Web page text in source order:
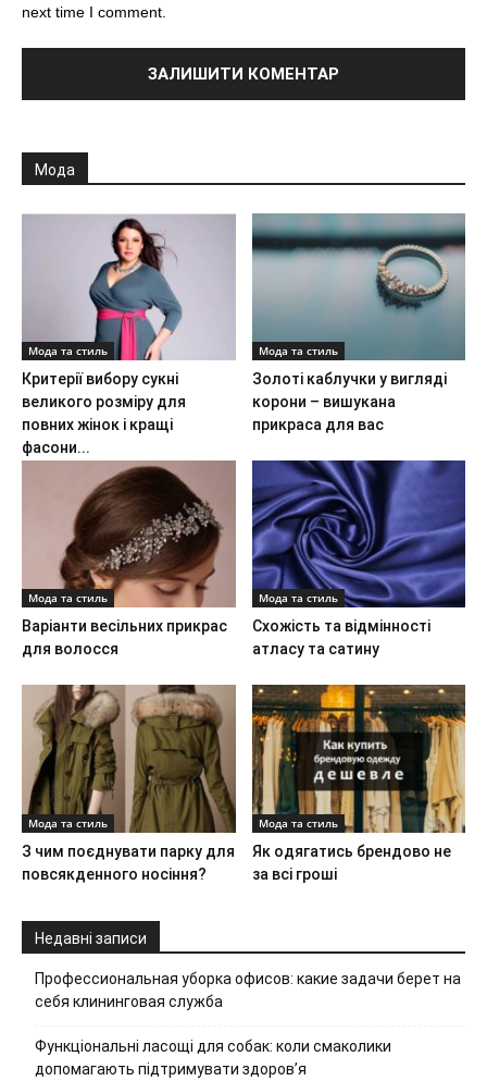
next time I comment.
Мода
Мода та стиль
Критерії вибору сукні
великого розміру для
повних жінок і кращі
фасони...
Мода та стиль
Золоті каблучки у вигляді
корони – вишукана
прикраса для вас
Мода та стиль
Варіанти весільних прикрас
для волосся
Мода та стиль
Схожість та відмінності
атласу та сатину
Мода та стиль
З чим поєднувати парку для
повсякденного носіння?
Мода та стиль
Як одягатись брендово не
за всі гроші
Недавні записи
Профессиональная уборка офисов: какие задачи берет на
себя клининговая служба
Функціональні ласощі для собак: коли смаколики
допомагають підтримувати здоров’я